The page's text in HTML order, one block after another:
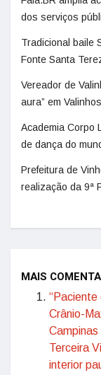
dos serviços
Tradicional baile
Fonte Santa
Vereador de
aura” em
Academia Corpo
de dança do
Prefeitura de
realização da 9ª
MAIS
“Paciente
Crânio-
Terceira
interior